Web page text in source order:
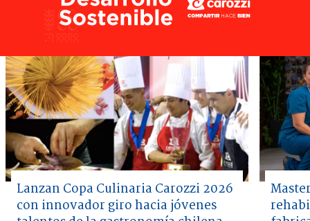
Lanzan Copa Culinaria Carozzi 2026
con innovador giro hacia jóvenes